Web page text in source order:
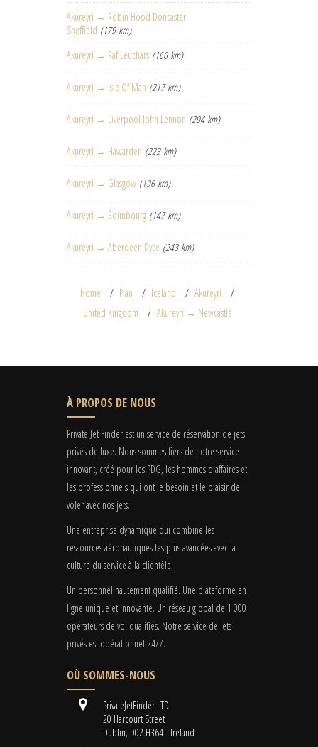
Akureyri → Robin Hood Doncaster
Sheffield (179 km)
Akureyri → Raf Leuchars (166 km)
Akureyri → Isle Of Man (217 km)
Akureyri → Liverpool John Lennon (204 km)
Akureyri → Hawarden (223 km)
Akureyri → Glasgow (196 km)
Akureyri → Édimbourg (147 km)
Akureyri → Aberdeen Dyce (243 km)
Home Plan Iceland
Akureyri
United Kingdom
Akureyri → Newcastle
À PROPOS DE NOUS
Private Jet Finder est un service de réservation de jets
privés de luxe. Nous sommes fiers de notre service
innovant, créé pour les PDG, les hommes d'affaires et
les professionnels qui ont le besoin et le plaisir de
voler avec nos jets.
Une entreprise dynamique qui combine les
ressources aéronautiques les plus avancées avec la
culture du service à la clientèle.
Un personnel hautement qualifié. Une plateforme en
ligne unique et innovante. Un réseau global de 1 000
opérateurs de vol qualifiés. Notre service de jets
privés est opérationnel 24/7.
OÙ SOMMES-NOUS
PrivateJetFinder LTD
20 Harcourt Street
Dublin, D02 H364 - Ireland